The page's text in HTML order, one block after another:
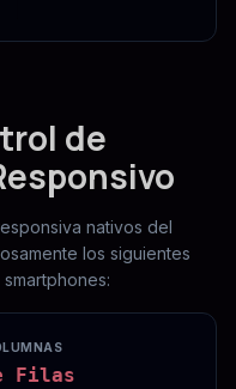
de
nativos del
los siguientes
Filas